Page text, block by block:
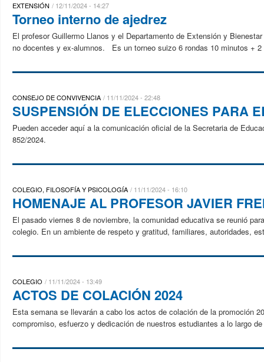
EXTENSIÓN 12/11/2024 - 14:27
Torneo interno de ajedrez
El profesor Guillermo Llanos y el Departamento de Extensión y
no docentes y ex-alumnos. Es un torneo suizo 6 rondas 10 minutos +
CONSEJO DE CONVIVENCIA 11/11/2024 - 22:48
SUSPENSIÓN DE ELECCIONES PARA
Pueden acceder aquí a la comunicación oficial de la Secretaria de
852/2024.
COLEGIO, FILOSOFÍA Y PSICOLOGÍA 11/11/2024 - 16:10
HOMENAJE AL PROFESOR JAVIER
El pasado viernes 8 de noviembre, la comunidad educativa se reunió
colegio. En un ambiente de respeto y gratitud, familiares, autoridades,
COLEGIO 11/11/2024 - 13:49
ACTOS DE COLACIÓN 2024
Esta semana se llevarán a cabo los actos de colación de la promoción
compromiso, esfuerzo y dedicación de nuestros estudiantes a lo largo